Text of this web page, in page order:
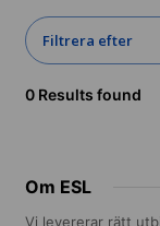
Filtrera efter
0 Results found
Om ESL
Vi levererar rätt